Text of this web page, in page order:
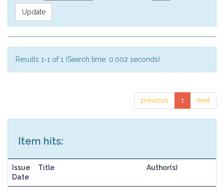
Results 1-1 of 1 (Search time: 0.002 seconds).
previous 1 next
Item hits:
Issue
Date
Title Author(s)